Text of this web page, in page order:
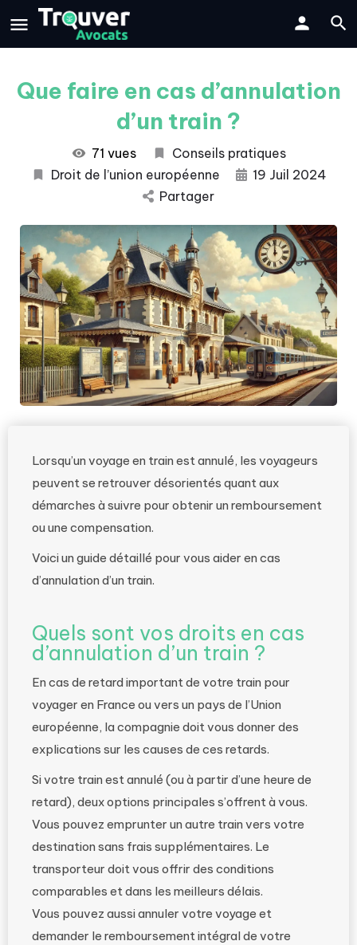
Que faire en cas d’annulation
d’un train ?
71 vues
Conseils pratiques
Droit de l’union européenne
19 Juil 2024
Partager
Lorsqu’un voyage en train est annulé, les voyageurs
peuvent se retrouver désorientés quant aux
démarches à suivre pour obtenir un remboursement
ou une compensation.
Voici un guide détaillé pour vous aider en cas
d’annulation d’un train.
Quels sont vos droits en cas
d’annulation d’un train ?
En cas de retard important de votre train pour
voyager en France ou vers un pays de l’Union
européenne, la compagnie doit vous donner des
explications sur les causes de ces retards.
Si votre train est annulé (ou à partir d’une heure de
retard), deux options principales s’offrent à vous.
Vous pouvez emprunter un autre train vers votre
destination sans frais supplémentaires. Le
transporteur doit vous offrir des conditions
comparables et dans les meilleurs délais.
Vous pouvez aussi annuler votre voyage et
demander le remboursement intégral de votre